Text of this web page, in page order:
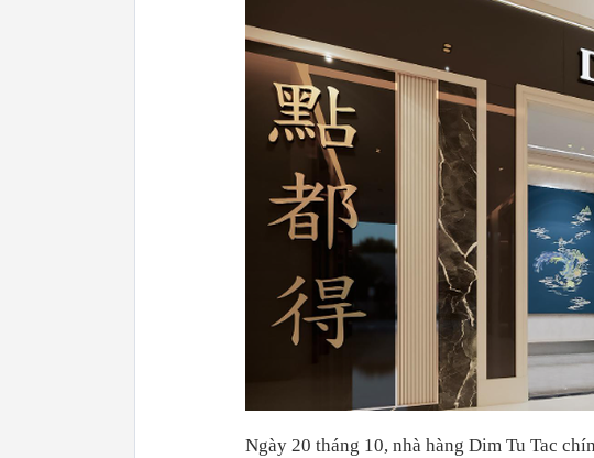
Ngày 20 tháng 10, nhà hàng Dim Tu Tac